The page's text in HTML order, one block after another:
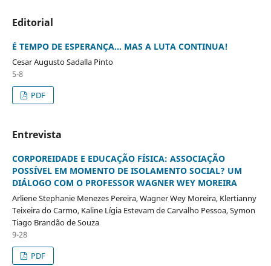
Editorial
É TEMPO DE ESPERANÇA... MAS A LUTA CONTINUA!
Cesar Augusto Sadalla Pinto
5-8
PDF
Entrevista
CORPOREIDADE E EDUCAÇÃO FÍSICA: ASSOCIAÇÃO
POSSÍVEL EM MOMENTO DE ISOLAMENTO SOCIAL? UM
DIÁLOGO COM O PROFESSOR WAGNER WEY MOREIRA
Arliene Stephanie Menezes Pereira, Wagner Wey Moreira, Klertianny
Teixeira do Carmo, Kaline Lígia Estevam de Carvalho Pessoa, Symon
Tiago Brandão de Souza
9-28
PDF